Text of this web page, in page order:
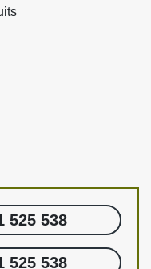
525 538
525 538